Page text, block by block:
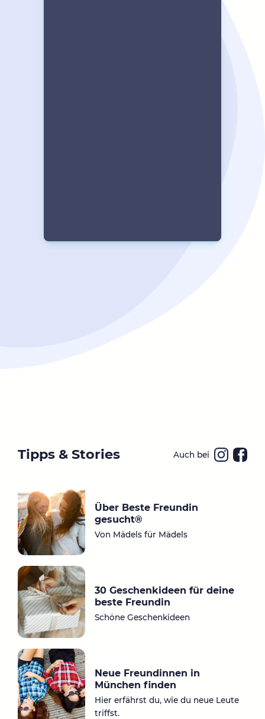
Tipps & Stories Auch bei
Über Beste Freundin
gesucht®
Von Mädels für Mädels
30 Geschenkideen für deine
beste Freundin
Schöne Geschenkideen
Neue Freundinnen in
München finden
Hier erfährst du, wie du neue Leute
triffst.